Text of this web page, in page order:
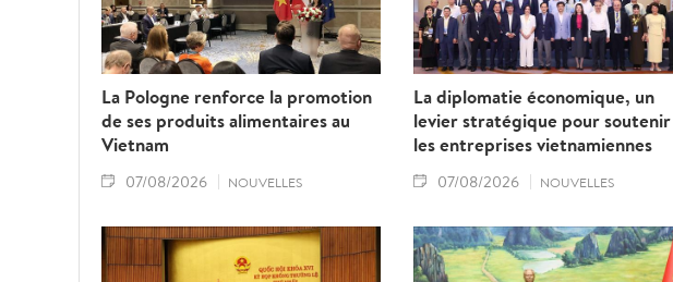
La Pologne renforce la promotion
de ses produits alimentaires au
Vietnam
07/08/2026 NOUVELLES
La diplomatie économique, un
levier stratégique pour soutenir
les entreprises vietnamiennes
07/08/2026 NOUVELLES